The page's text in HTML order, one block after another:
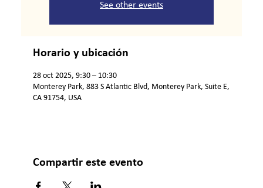
See other events
Horario y ubicación
28 oct 2025, 9:30 – 10:30
Monterey Park, 883 S Atlantic Blvd, Monterey Park, Suite E,
CA 91754, USA
Compartir este evento